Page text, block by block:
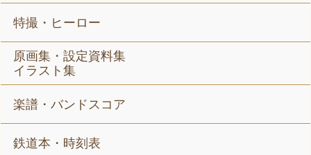
特撮・ヒーロー
原画集・設定資料集
イラスト集
楽譜・バンドスコア
鉄道本・時刻表